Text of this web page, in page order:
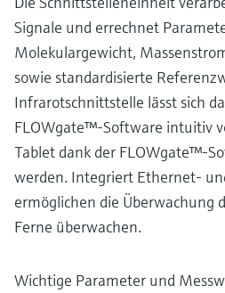
Signale und errechnet
Molekulargewicht,
sowie standardisierte
Infrarotschnittstelle lässt sich
FLOWgate™-Software intuitiv
Tablet dank der FLOWgate™-
werden. Integriert Ethernet-
ermöglichen die Überwachung
Ferne überwachen.
Wichtige Parameter und